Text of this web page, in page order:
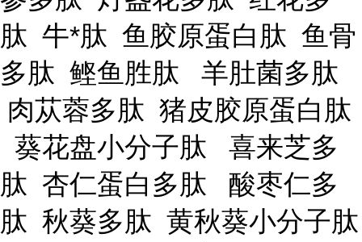
肽 牛*肽 鱼胶原蛋白肽 鱼骨
多肽 鲣鱼胜肽 羊肚菌多肽
肉苁蓉多肽 猪皮胶原蛋白肽
葵花盘小分子肽 喜来芝多
肽 杏仁蛋白多肽 酸枣仁多
肽 秋葵多肽 黄秋葵小分子肽